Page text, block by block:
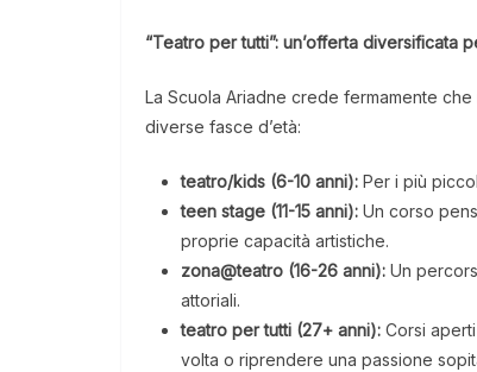
“Teatro per tutti”: un’offerta diversificata
La Scuola Ariadne crede fermamente
diverse fasce d’età:
teatro/kids (6-10 anni): Per i più
teen stage (11-15 anni): Un corso
proprie capacità artistiche.
zona@teatro (16-26 anni): Un
attoriali.
teatro per tutti (27+ anni): Corsi
volta o riprendere una passione